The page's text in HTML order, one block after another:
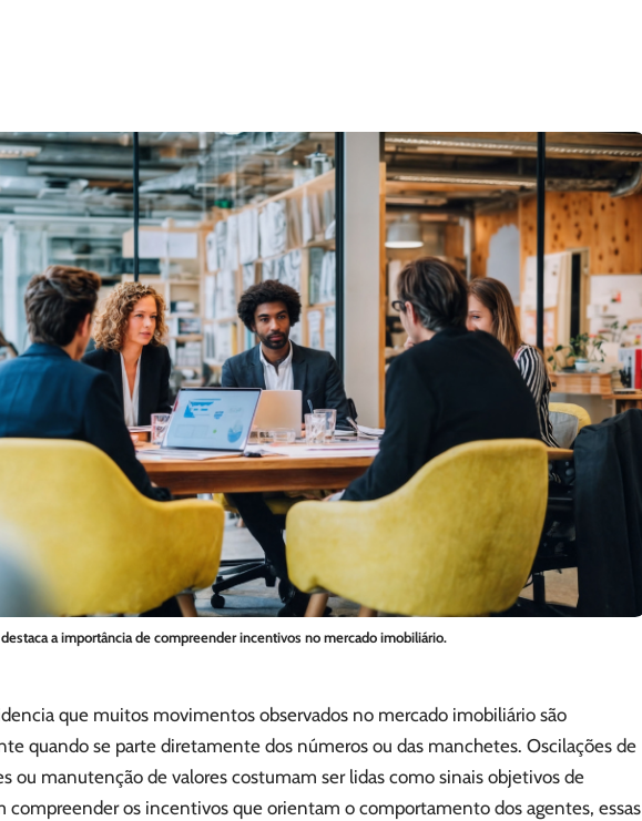
a importância de compreender incentivos no mercado imobiliário.
que muitos movimentos observados no mercado imobiliário são
quando se parte diretamente dos números ou das manchetes. Oscilações de
ou manutenção de valores costumam ser lidas como sinais objetivos de
os incentivos que orientam o comportamento dos agentes, essas